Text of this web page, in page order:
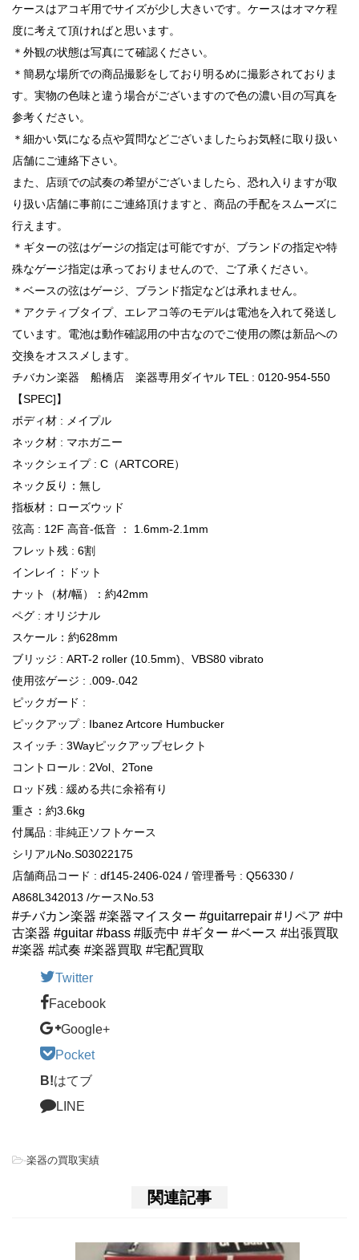
ケースはアコギ用でサイズが少し大きいです。ケースはオマケ程
度に考えて頂ければと思います。
＊外観の状態は写真にて確認ください。
＊簡易な場所での商品撮影をしており明るめに撮影されておりま
す。実物の色味と違う場合がございますので色の濃い目の写真を
参考ください。
＊細かい気になる点や質問などございましたらお気軽に取り扱い
店舗にご連絡下さい。
また、店頭での試奏の希望がございましたら、恐れ入りますが取
り扱い店舗に事前にご連絡頂けますと、商品の手配をスムーズに
行えます。
＊ギターの弦はゲージの指定は可能ですが、ブランドの指定や特
殊なゲージ指定は承っておりませんので、ご了承ください。
＊ベースの弦はゲージ、ブランド指定などは承れません。
＊アクティブタイプ、エレアコ等のモデルは電池を入れて発送し
ています。電池は動作確認用の中古なのでご使用の際は新品への
交換をオススメします。
チバカン楽器 船橋店 楽器専用ダイヤル TEL : 0120-954-550
【SPEC]】
ボディ材 : メイプル
ネック材 : マホガニー
ネックシェイプ : C（ARTCORE）
ネック反り：無し
指板材：ローズウッド
弦高 : 12F 高音-低音 ： 1.6mm-2.1mm
フレット残 : 6割
インレイ：ドット
ナット（材/幅）：約42mm
ペグ : オリジナル
スケール：約628mm
ブリッジ : ART-2 roller (10.5mm)、VBS80 vibrato
使用弦ゲージ : .009-.042
ピックガード :
ピックアップ : Ibanez Artcore Humbucker
スイッチ : 3Wayピックアップセレクト
コントロール : 2Vol、2Tone
ロッド残 : 緩める共に余裕有り
重さ：約3.6kg
付属品 : 非純正ソフトケース
シリアルNo.S03022175
店舗商品コード : df145-2406-024 / 管理番号 : Q56330 /
A868L342013 /ケースNo.53
#チバカン楽器 #楽器マイスター #guitarrepair #リペア #中
古楽器 #guitar #bass #販売中 #ギター #ベース #出張買取
#楽器 #試奏 #楽器買取 #宅配買取
Twitter
Facebook
Google+
Pocket
B!はてブ
LINE
-楽器の買取実績
関連記事